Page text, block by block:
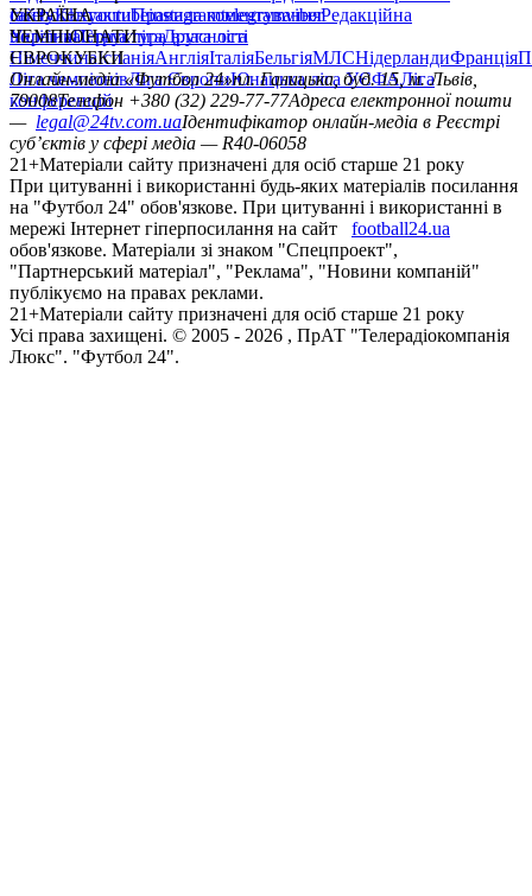
сайтуКонтактиПравила коментуванняРедакційна
політикаСтруктура власності
facebookxyoutubeinstagramtelegramviber
УКРАЇНА
УкраїнаПерша лігаДруга ліга
ЧЕМПІОНАТИ
НімеччинаІспаніяАнгліяІталіяБельгіяМЛСНідерландиФранція
ЄВРОКУБКИ
Ліга чемпіонівЛіга ЄвропиЮнацька ліга УЄФАЛіга
конференцій
Онлайн-медіа «Футбол 24»пл. Галицька, буд. 15, м. Львів,
79008Телефон +380 (32) 229-77-77Адреса електронної пошти
— legal@24tv.com.uaІдентифікатор онлайн-медіа в Реєстрі
суб’єктів у сфері медіа — R40-06058
21+Матеріали сайту призначені для осіб старше 21 року
При цитуванні і використанні будь-яких матеріалів посилання
на "Футбол 24" обов'язкове. При цитуванні і використанні в
мережі Інтернет гіперпосилання на сайт
football24.ua
обов'язкове. Матеріали зі знаком "Спецпроект",
"Партнерський матеріал", "Реклама", "Новини компаній"
публікуємо на правах реклами.
21+Матеріали сайту призначені для осіб старше 21 року
Усi права захищенi. © 2005 - 2026 , ПрАТ "Телерадіокомпанія
Люкс". "Футбол 24".